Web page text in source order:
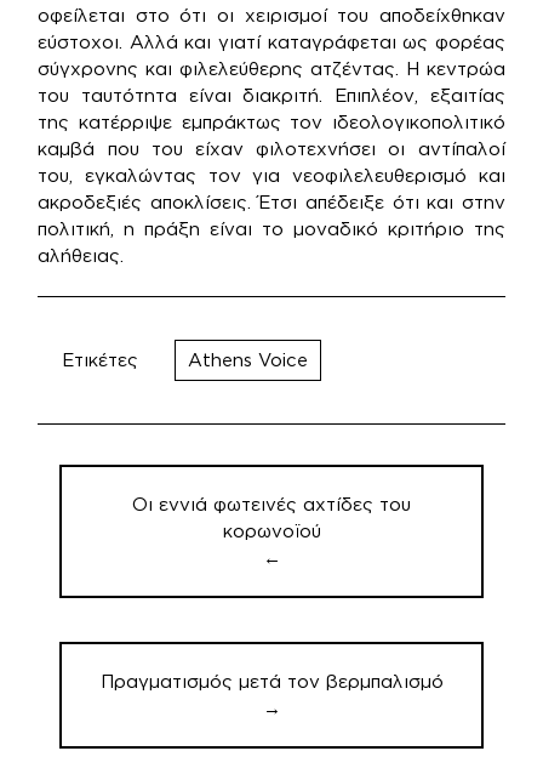
οφείλεται στο ότι οι χειρισμοί του αποδείχθηκαν
εύστοχοι. Αλλά και γιατί καταγράφεται ως φορέας
σύγχρονης και φιλελεύθερης ατζέντας. Η κεντρώα
του ταυτότητα είναι διακριτή. Επιπλέον, εξαιτίας
της κατέρριψε εμπράκτως τον ιδεολογικοπολιτικό
καμβά που του είχαν φιλοτεχνήσει οι αντίπαλοί
του, εγκαλώντας τον για νεοφιλελευθερισμό και
ακροδεξιές αποκλίσεις. Έτσι απέδειξε ότι και στην
πολιτική, η πράξη είναι το μοναδικό κριτήριο της
αλήθειας.
Ετικέτες Athens Voice
Πλοήγηση
άρθρωνΟι εννιά φωτεινές αχτίδες του
κορωνοϊού
←
Πραγματισμός μετά τον βερμπαλισμό
→